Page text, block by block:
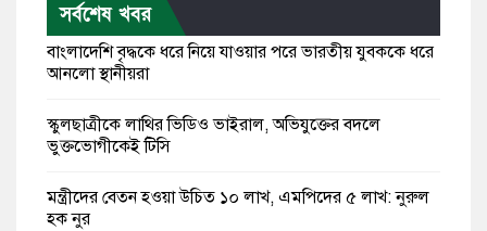
সর্বশেষ খবর
বাংলাদেশি বৃদ্ধকে ধরে নিয়ে যাওয়ার পরে ভারতীয় যুবককে ধরে
আনলো স্থানীয়রা
স্কুলছাত্রীকে লাথির ভিডিও ভাইরাল, অভিযুক্তের বদলে
ভুক্তভোগীকেই টিসি
মন্ত্রীদের বেতন হওয়া উচিত ১০ লাখ, এমপিদের ৫ লাখ: নুরুল
হক নুর